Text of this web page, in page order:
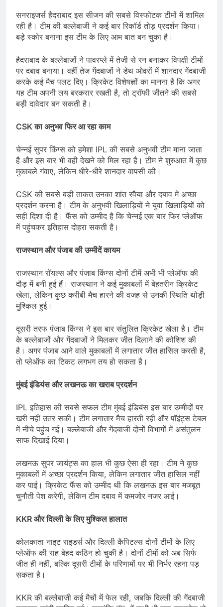
सनराइजर्स हैदराबाद इस सीजन की सबसे विस्फोटक टीमों में शामिल
रही है। टीम की बल्लेबाजी ने कई बार रिकॉर्ड तोड़ प्रदर्शन किया।
बड़े स्कोर बनाना इस टीम के लिए आम बात बन चुका है।
हैदराबाद के बल्लेबाजों ने पावरप्ले में तेजी से रन बनाकर विपक्षी टीमों
पर दबाव बनाया। वहीं तेज गेंदबाजों ने डेथ ओवरों में शानदार गेंदबाजी
करके कई मैच पलट दिए। क्रिकेट विशेषज्ञों का मानना है कि अगर
यह टीम अपनी लय बरकरार रखती है, तो ट्रॉफी जीतने की सबसे
बड़ी दावेदार बन सकती है।
CSKका अनुभव फिर आ रहा काम
चेन्नई सुपर किंग्स को हमेशा IPL की सबसे अनुभवी टीम माना जाता
है और इस बार भी वही देखने को मिल रहा है। टीम ने शुरुआत में कुछ
मुकाबले गंवाए, लेकिन धीरे-धीरे शानदार वापसी की।
CSK की सबसे बड़ी ताकत उनका शांत रवैया और दबाव में अच्छा
प्रदर्शन करना है। टीम के अनुभवी खिलाड़ियों ने युवा खिलाड़ियों को
सही दिशा दी है। फैंस को उम्मीद है कि चेन्नई एक बार फिर प्लेऑफ
में पहुंचकर इतिहास दोहरा सकती है।
राजस्थान और पंजाब की उम्मीदें कायम
राजस्थान रॉयल्स और पंजाब किंग्स दोनों टीमें अभी भी प्लेऑफ की
दौड़ में बनी हुई हैं। राजस्थान ने कई मुकाबलों में बेहतरीन क्रिकेट
खेला, लेकिन कुछ करीबी मैच हारने की वजह से उनकी स्थिति थोड़ी
मुश्किल हुई।
दूसरी तरफ पंजाब किंग्स ने इस बार संतुलित क्रिकेट खेला है। टीम
के बल्लेबाजों और गेंदबाजों ने मिलकर जीत दिलाने की कोशिश की
है। अगर पंजाब आने वाले मुकाबलों में लगातार जीत हासिल करती है,
तो प्लेऑफ का टिकट लगभग तय हो सकता है।
मुंबई इंडियंस और लखनऊ का खराब प्रदर्शन
IPL इतिहास की सबसे सफल टीम मुंबई इंडियंस इस बार उम्मीदों पर
खरी नहीं उतर सकी। टीम लगातार मैच हारती रही और पॉइंट्स टेबल
में नीचे पहुंच गई। बल्लेबाजी और गेंदबाजी दोनों विभागों में असंतुलन
साफ दिखाई दिया।
लखनऊ सुपर जायंट्स का हाल भी कुछ ऐसा ही रहा। टीम ने कुछ
मुकाबलों में अच्छा प्रदर्शन किया, लेकिन लगातार जीत हासिल नहीं
कर पाई। क्रिकेट फैंस को उम्मीद थी कि लखनऊ इस बार मजबूत
चुनौती पेश करेगी, लेकिन टीम दबाव में कमजोर नजर आई।
KKR और दिल्ली के लिए मुश्किल हालात
कोलकाता नाइट राइडर्स और दिल्ली कैपिटल्स दोनों टीमों के लिए
प्लेऑफ की राह बेहद कठिन हो चुकी है। दोनों टीमों को अब सिर्फ
जीत ही नहीं, बल्कि दूसरी टीमों के परिणामों पर भी निर्भर रहना पड़
सकता है।
KKR की बल्लेबाजी कई मैचों में फेल रही, जबकि दिल्ली की गेंदबाजी